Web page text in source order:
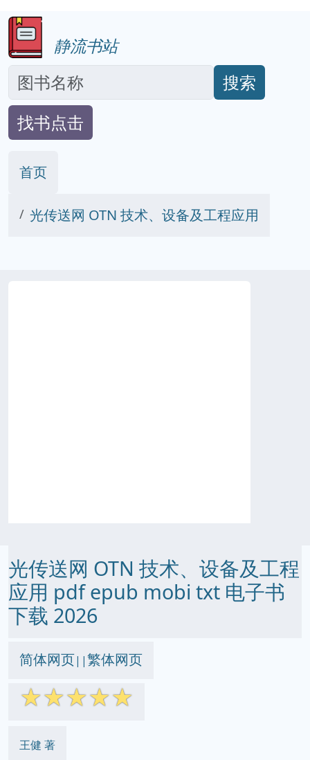
静流书站
搜索
找书点击
首页
光传送网 OTN 技术、设备及工程应用
光传送网 OTN 技术、设备及工程
应用 pdf epub mobi txt 电子书
下载 2026
简体网页||繁体网页
☆☆☆☆☆
王健 著